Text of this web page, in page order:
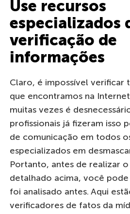
Use recursos
especializados
verificação de
informações
Claro, é impossível verificar
que encontramos na
muitas vezes é
profissionais já fizeram isso
de comunicação em todos
especializados em
Portanto, antes de realizar
detalhado acima, você
foi analisado antes. Aqui
verificadores de fatos da